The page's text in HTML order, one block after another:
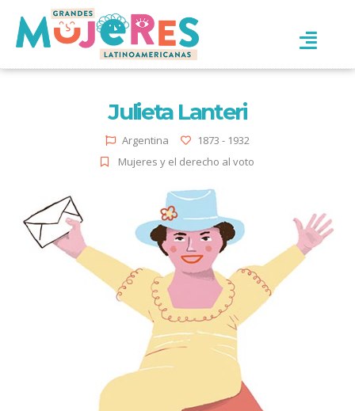
Julieta Lanteri
Argentina
1873 - 1932
Mujeres y el derecho al voto